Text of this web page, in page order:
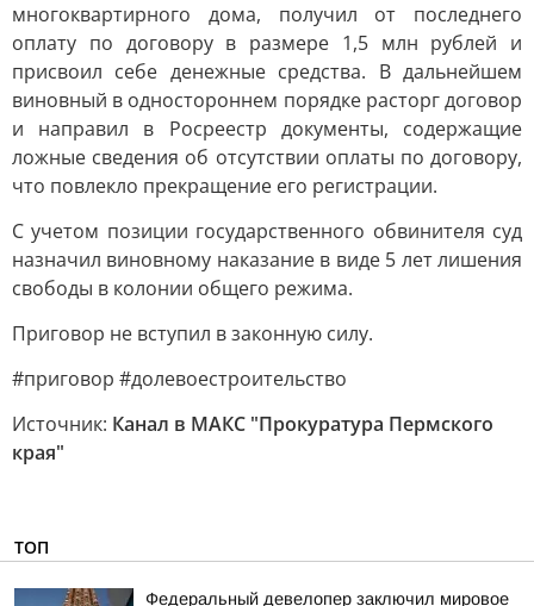
многоквартирного дома, получил от последнего
оплату по договору в размере 1,5 млн рублей и
присвоил себе денежные средства. В дальнейшем
виновный в одностороннем порядке расторг договор
и направил в Росреестр документы, содержащие
ложные сведения об отсутствии оплаты по договору,
что повлекло прекращение его регистрации.
С учетом позиции государственного обвинителя суд
назначил виновному наказание в виде 5 лет лишения
свободы в колонии общего режима.
Приговор не вступил в законную силу.
#приговор #долевоестроительство
Источник: Канал в МАКС "Прокуратура Пермского
края"
ТОП
Федеральный девелопер заключил мировое